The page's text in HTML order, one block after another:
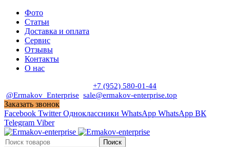
Фото
Статьи
Доставка и оплата
Сервис
Отзывы
Контакты
О нас
+7 (952) 580-01-44
@Ermakov_Enterprise sale@ermakov-enterprise.top
Заказать звонок
Facebook Twitter Одноклассники WhatsApp WhatsApp ВК
Telegram Viber
Поиск